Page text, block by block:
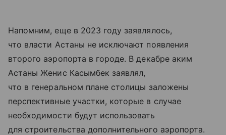
Напомним, еще в 2023 году заявлялось,
что власти Астаны не исключают появления
второго аэропорта в городе. В декабре аким
Астаны Женис Касымбек заявлял,
что в генеральном плане столицы заложены
перспективные участки, которые в случае
необходимости будут использовать
для строительства дополнительного аэропорта.